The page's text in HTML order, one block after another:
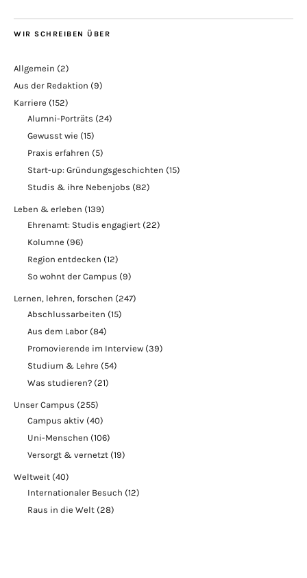
WIR SCHREIBEN ÜBER
Allgemein (2)
Aus der Redaktion (9)
Karriere (152)
Alumni-Porträts (24)
Gewusst wie (15)
Praxis erfahren (5)
Start-up: Gründungsgeschichten (15)
Studis & ihre Nebenjobs (82)
Leben & erleben (139)
Ehrenamt: Studis engagiert (22)
Kolumne (96)
Region entdecken (12)
So wohnt der Campus (9)
Lernen, lehren, forschen (247)
Abschlussarbeiten (15)
Aus dem Labor (84)
Promovierende im Interview (39)
Studium & Lehre (54)
Was studieren? (21)
Unser Campus (255)
Campus aktiv (40)
Uni-Menschen (106)
Versorgt & vernetzt (19)
Weltweit (40)
Internationaler Besuch (12)
Raus in die Welt (28)